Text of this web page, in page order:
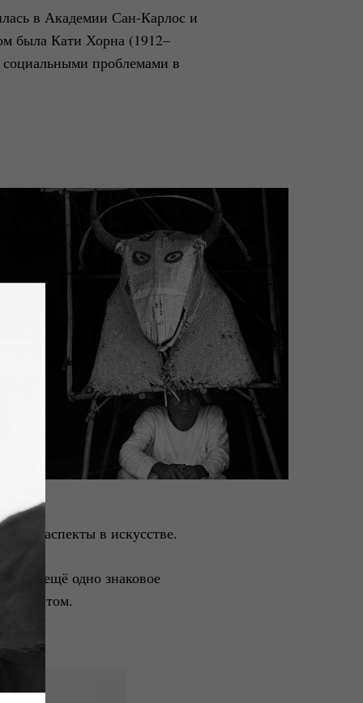
в Академии Сан-Карлос и
была Кати Хорна (1912–
проблемами в
аспекты в искусстве.
– ещё одно знаковое